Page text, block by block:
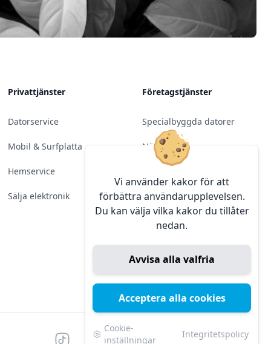
Vi använder kakor för att
förbättra användarupplevelsen.
Du kan välja vilka kakor du tillåter
nedan.
Avvisa alla valfria
Acceptera alla cookies
Cookie-
inställningar
Integritetspolicy
Privattjänster
Datorservice
Mobil & Surfplatta
Hemservice
Sälja elektronik
Företagstjänster
Specialbyggda datorer
Nätverk
Programvara
Server & Backup
Konferens & Public Display
Sälja elektronik
Tiktok FacebookInstagramYouTube Mörkt läge